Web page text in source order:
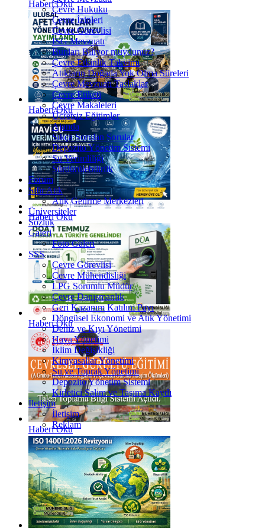
Haberi Oku
Haberi Oku
Haberi Oku
Haberi Oku
Haberi Oku
Çevre Hukuku
Çevre İzinleri
Çevre Görevlisi
İSG Mevzuatı
Bunları Biliyor muydunuz?
Çevre Etkinlik Takvimi
Atıkların Doğada Yok Olma Süreleri
Çevre Mevzuatı Taslaklar
Çevre Etiketi
Çevre Makaleleri
Ücretsiz Eğitimler
Ajanda
Sıkça Sorulan Sorular
Depozito Yönetim Sistemi
Su Verimliliği
Sürdürülebilirlik
Forum
Sıfır Atık
Atık Getirme Merkezleri
Üniversiteler
Sözlük
Galeri
Foto Galeri
SSS
Çevre Görevlisi
Çevre Mühendisliği
LPG Sorumlu Müdür
Çevre Danışmanlık
Geri Kazanım Katılım Payı
Döngüsel Ekonomi ve Atık Yönetimi
Deniz ve Kıyı Yönetimi
Hava Yönetimi
İklim Değişikliği
Kimyasallar Yönetimi
Su ve Toprak Yönetimi
Depozito Yönetim Sistemi
Kirletici Salım ve Taşıma Kaydı
İletişim
İletişim
Reklam